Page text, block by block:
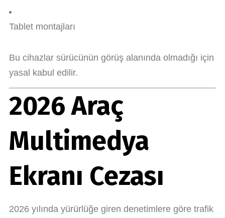
Tablet montajları
Bu cihazlar sürücünün görüş alanında olmadığı için
yasal kabul edilir.
2026 Araç
Multimedya
Ekranı Cezası
2026 yılında yürürlüğe giren denetimlere göre trafik